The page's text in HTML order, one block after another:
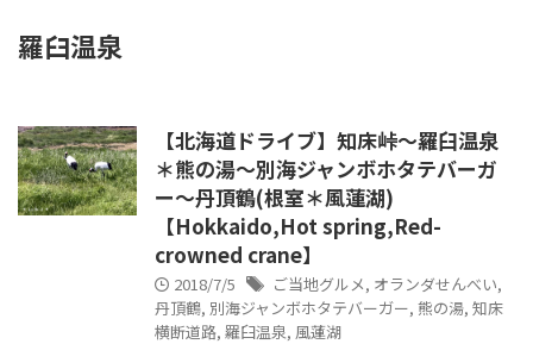
羅臼温泉
【北海道ドライブ】知床峠～羅臼温泉
＊熊の湯～別海ジャンボホタテバーガ
ー～丹頂鶴(根室＊風蓮湖)
【Hokkaido,Hot spring,Red-
crowned crane】
2018/7/5 ご当地グルメ, オランダせんべい,
丹頂鶴, 別海ジャンボホタテバーガー, 熊の湯, 知床
横断道路, 羅臼温泉, 風蓮湖